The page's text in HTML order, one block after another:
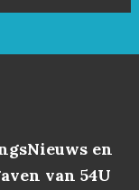
en
van 54U